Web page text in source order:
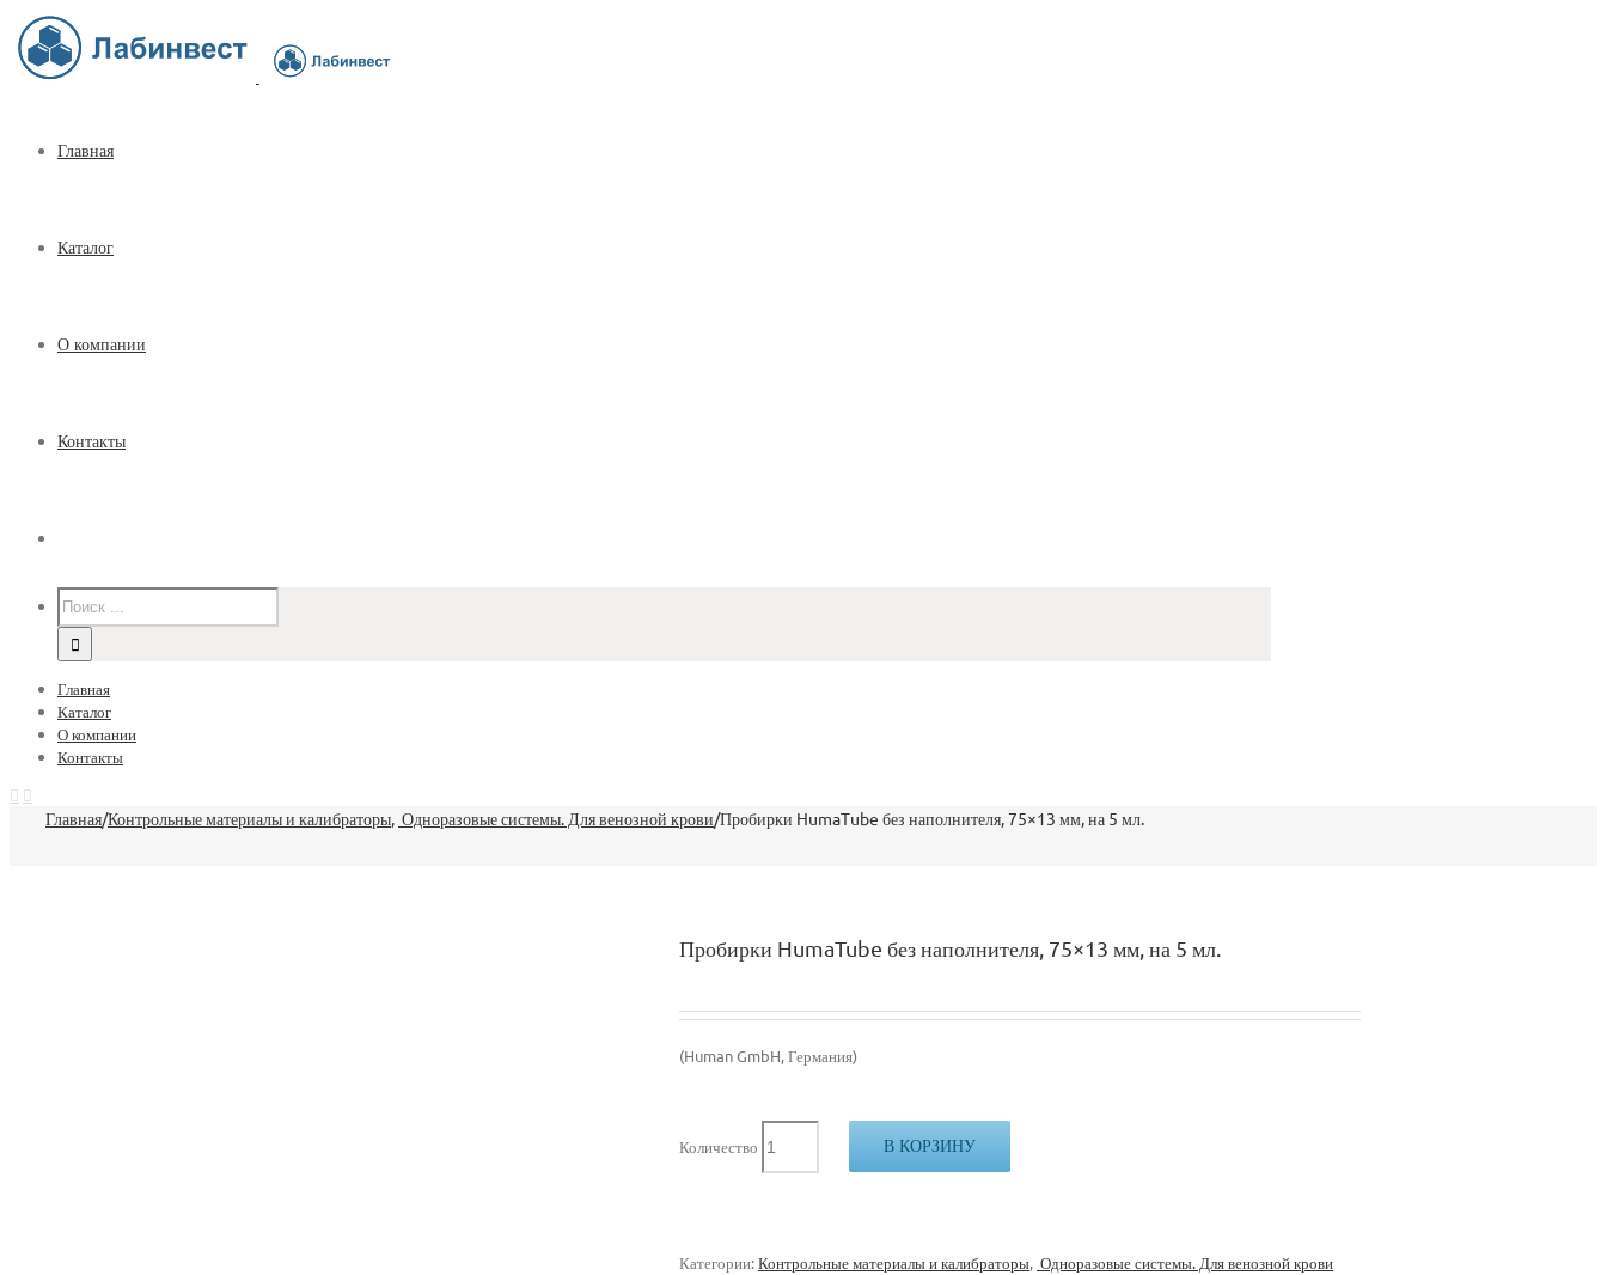
Главная
Каталог
О компании
Контакты
Главная
Каталог
О компании
Контакты
Главная/Контрольные материалы и калибраторы, Одноразовые системы. Для венозной крови/Пробирки HumaTube без наполнителя, 75×13 мм, на 5 мл.
Пробирки HumaTube без наполнителя, 75×13 мм, на 5 мл.
(Human GmbH, Германия)
Количество В КОРЗИНУ
Категории:Контрольные материалы и калибраторы, Одноразовые системы. Для венозной крови